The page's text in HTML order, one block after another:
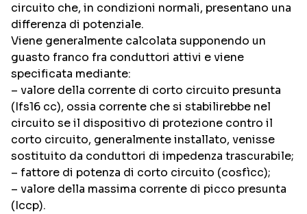
circuito che, in condizioni normali, presentano una
differenza di potenziale.
Viene generalmente calcolata supponendo un
guasto franco fra conduttori attivi e viene
specificata mediante:
– valore della corrente di corto circuito presunta
(Ifs16 cc), ossia corrente che si stabilirebbe nel
circuito se il dispositivo di protezione contro il
corto circuito, generalmente installato, venisse
sostituito da conduttori di impedenza trascurabile;
– fattore di potenza di corto circuito (cosfìcc);
– valore della massima corrente di picco presunta
(Iccp).